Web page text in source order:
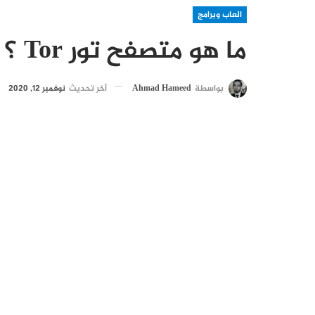
العاب وبرامج
ما هو متصفح تور Tor ؟
بواسطة Ahmad Hameed آخر تحديث نوفمبر 12, 2020